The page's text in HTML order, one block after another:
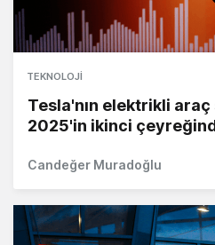
TEKNOLOJI
Tesla'nın elektrikli araç
2025'in ikinci
Candeğer Muradoğlu